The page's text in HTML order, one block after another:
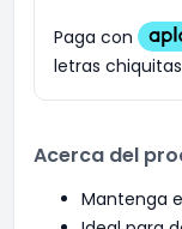
Acerca del
Mantenga